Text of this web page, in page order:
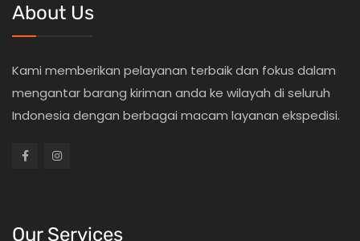
About Us
Kami memberikan pelayanan terbaik dan fokus dalam
mengantar barang kiriman anda ke wilayah di seluruh
Indonesia dengan berbagai macam layanan ekspedisi.
Our Services